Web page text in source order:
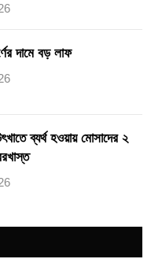
দামে বড় লাফ
ব্যর্থ হওয়ায় মোসাদের ২